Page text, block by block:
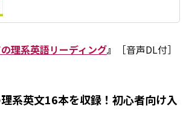
理系英語リーディング』
［音声DL付］
系英文16本を収録！初心者向け入